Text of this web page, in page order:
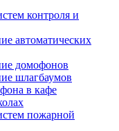
контроля и
автоматических
домофонов
шлагбаумов
в кафе
пожарной